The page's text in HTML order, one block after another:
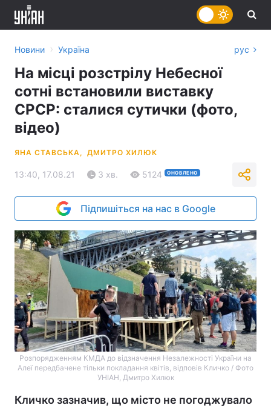
Новини › Україна рус
На місці розстрілу Небесної
сотні встановили виставку
СРСР: сталися сутички (фото,
відео)
ЯНА СТАВСЬКА, ДМИТРО ХИЛЮК
13:40, 17.08.21 3 хв. 5124 ОНОВЛЕНО
Підпишіться на нас в Google
Розпорядженням КМДА до відзначення Незалежності України на
Алеї передбачене тільки покладання квітів, відповів Кличко / Фото
УНІАН, Дмитро Хилюк
Кличко зазначив, що місто не погоджувало